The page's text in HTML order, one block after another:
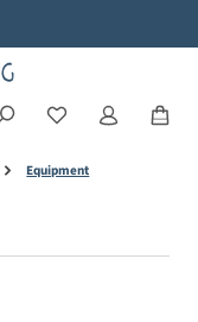
Equipment